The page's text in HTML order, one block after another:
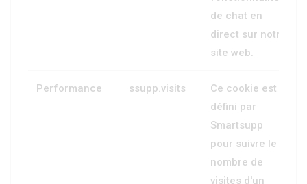
de chat en
direct sur notre
site web.
Performance ssupp.visits
Ce cookie est
défini par
Smartsupp
pour suivre le
nombre de
visites d'un